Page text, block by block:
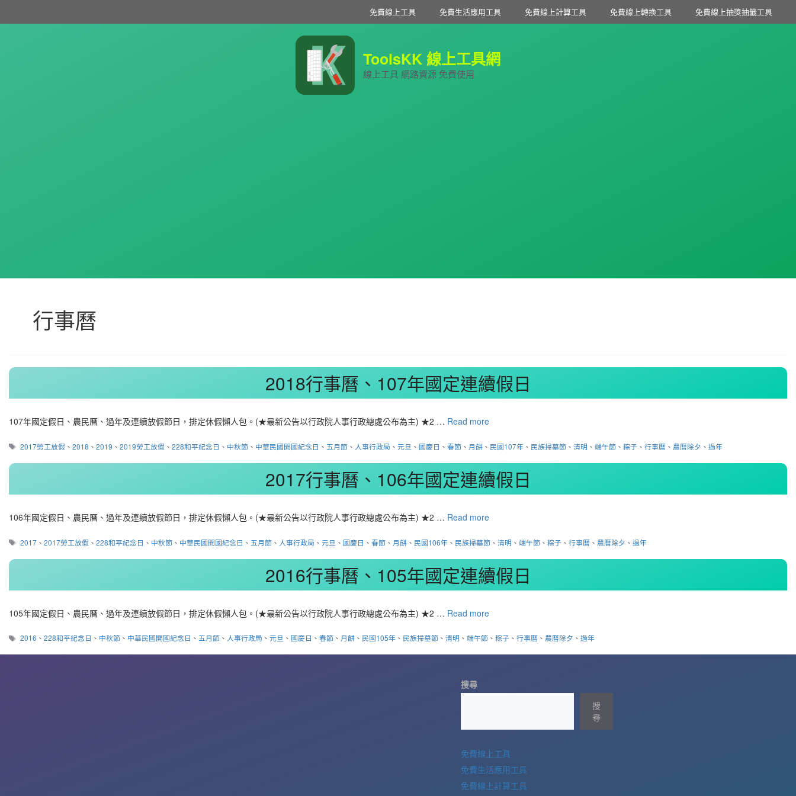
免費線上工具 免費生活應用工具 免費線上計算工具 免費線上轉換工具 免費線上抽獎抽籤工具
ToolsKK 線上工具網
線上工具 網路資源 免費使用
行事曆
2018行事曆、107年國定連續假日
107年國定假日、農民曆、過年及連續放假節日，排定休假懶人包。(★最新公告以行政院人事行政總處公布為主) ★2 … Read more
標
2017勞工放假 、2018 、2019 、2019勞工放假 、228和平紀念日 、 中秋節 、 中華民國開國紀念日 、 五月節 、 人事行政局 、元旦 、 國慶日 、春節 、 月餅 、 民國107年 、 民族掃墓節 、清明 、端午節 、粽子 、行事曆 、 農曆除夕 、過年
2017行事曆、106年國定連續假日
106年國定假日、農民曆、過年及連續放假節日，排定休假懶人包。(★最新公告以行政院人事行政總處公布為主) ★2 … Read more
標
2017 、2017勞工放假 、228和平紀念日 、 中秋節 、 中華民國開國紀念日 、 五月節 、 人事行政局 、元旦 、 國慶日 、春節 、 月餅 、 民國106年 、 民族掃墓節 、清明 、端午節 、粽子 、行事曆 、 農曆除夕 、過年
2016行事曆、105年國定連續假日
105年國定假日、農民曆、過年及連續放假節日，排定休假懶人包。(★最新公告以行政院人事行政總處公布為主) ★2 … Read more
標
2016 、228和平紀念日 、 中秋節 、 中華民國開國紀念日 、 五月節 、 人事行政局 、元旦 、 國慶日 、春節 、 月餅 、 民國105年 、 民族掃墓節 、清明 、端午節 、粽子 、行事曆 、 農曆除夕 、過年
搜尋
搜
尋
免費線上工具
免費生活應用工具
免費線上計算工具